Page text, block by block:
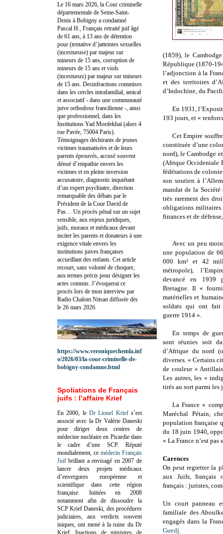
(1859), le
République (1870-
l’adjonction à la
et des territoires
d’Indochine, du
En 1931,
193 jours, et «
Cet Empire
constituée d’une
nord), le Cambodge
(Afrique Occidentale
fédérations de
son soutien à
mandat de la
très rarement des
obligations militaires.
finances et de
Avec un peu
une population de
000 km² et 42
métropole),
devancé en 1939
Bretagne. Il «
matérielles et
soldats qui ont fait
guerre 1914 ».
En temps de
sont réunies soit
d’Afrique du nord
diverses. « Certains
de couleur »
Les autres, les «
tirés au sort parmi les
La France «
Maréchal Pétain,
population française
du 18 juin 1940,
« La France n’est pas
Carences
On peut regretter la
aux Juifs, français
français : juristes,
Un court panneau
familiale des
engagés dans la
Guedj.
Le 16 mars 2026, la Cour criminelle
départementale de Seine-Saint-
Denis à Bobigny a condamné
Pascal H., Français retraité juif âgé
de 61 ans, à 13 ans de détention
pour (tentative d’)atteintes sexuelles
(incestueuse) par majeur sur
mineurs de 15 ans, corruption de
mineurs de 15 ans et viols
(incestueux) par majeur sur mineurs
de 15 ans. Desinfractions commises
dans les cercles intrafamilial, amical
et associatif - dans une communauté
juive orthodoxe francilienne -, ainsi
que professionnel, dans les
Institutions Yad Mordekhaï (alors 4
rue Pavée, 75004 Paris).
Témoignages déchirants de jeunes
victimes traumatisées et de leurs
parents éprouvés, accusé souvent
dénué d’empathie envers les
victimes et en pleine inversion
accusatoire, diagnostic inquiétant
d’un expert psychiatre, direction
remarquable des débats par le
Président de la Cour David de
Pas… Un procès pénal sur un sujet
sensible, aux enjeux juridiques,
juifs, moraux et médicaux devant
inciter les parents et donateurs à une
exigence vitale envers les
institutions juives françaises
accueillant des enfants. Cet article
recourt, sans volonté de choquer,
aux termes précis pour désigner les
actes commis. J’évoquerai ce
procès lors de mon interview par
Radio Chalom Nitsan diffusée dès
le 26 mars 2026.
https://www.veroniquechemla.inf
o/2026/03/la-cour-criminelle-de-
bobigny-condamne.html
Spoliations de Français
juifs : l’affaire Krief
En 2000, le Dr Lionel Kriefs’est
associé avec la Dr Valérie Daneski
pour diriger deux centres de
médecine nucléaire en Picardie dans
le cadre d’une SCP. Réputé
mondialement, ce médecin Français
Juif brillant a envisagé en 2007 de
lancer deux projets médicaux
d’envergures européenne et
scientifique dans cette région
française. Initiées en 2008
notamment afin de dissoudre la
SCP Krief Daneski, des procédures
judiciaires, aux verdicts souvent
iniques, ont mené à la ruine du Dr
Krief.Inactions de ministres de